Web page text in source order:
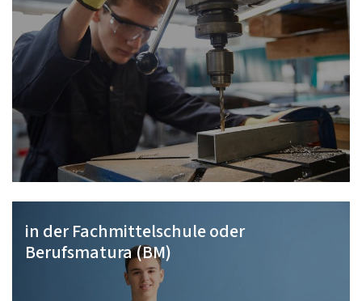
in der Fachmittelschule oder
Berufsmatura (BM)